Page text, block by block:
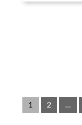
1 2 ...